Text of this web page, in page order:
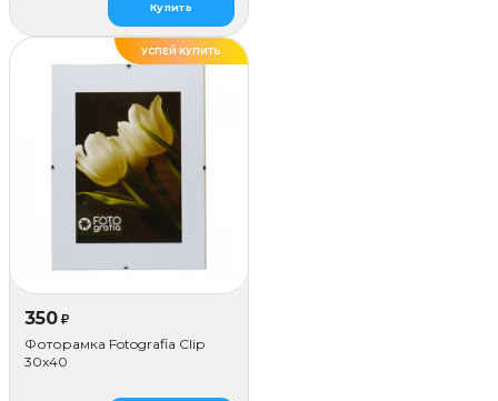
Купить
УСПЕЙ КУПИТЬ
350 ₽
Фоторамка Fotografia Сlip
30x40